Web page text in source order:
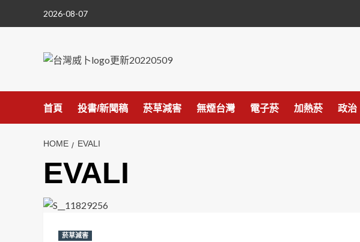
2026-08-07
首頁 投書/新聞稿 菸草減害 無煙台灣 電子菸 加熱菸 政治
HOME EVALI
EVALI
菸草減害